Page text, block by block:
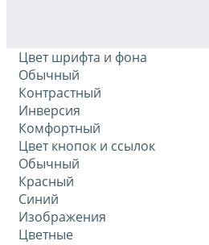
Цвет шрифта и фона
Обычный
Контрастный
Инверсия
Комфортный
Цвет кнопок и ссылок
Обычный
Красный
Синий
Изображения
Цветные